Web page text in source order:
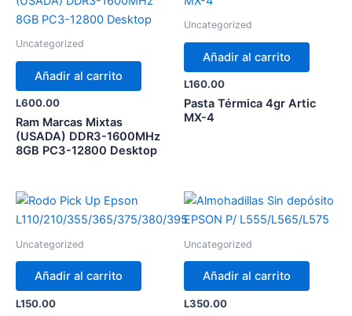
Uncategorized
Añadir al carrito
L600.00
Ram Marcas Mixtas
(USADA) DDR3-1600MHz
8GB PC3-12800 Desktop
Uncategorized
Añadir al carrito
L160.00
Pasta Térmica 4gr Artic
MX-4
Uncategorized
Añadir al carrito
L150.00
Uncategorized
Añadir al carrito
L350.00